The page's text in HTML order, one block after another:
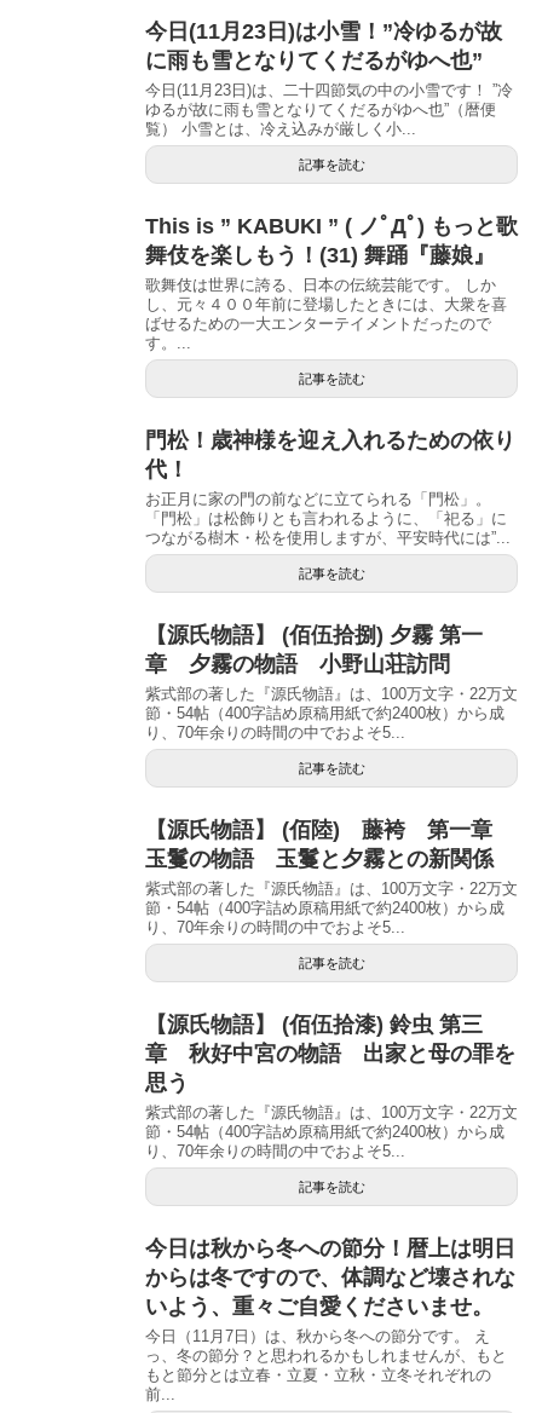
今日(11月23日)は小雪！”冷ゆるが故
に雨も雪となりてくだるがゆへ也”
今日(11月23日)は、二十四節気の中の小雪です！ ”冷
ゆるが故に雨も雪となりてくだるがゆへ也”（暦便
覧） 小雪とは、冷え込みが厳しく小...
記事を読む
This is ” KABUKI ” ( ノﾟДﾟ) もっと歌
舞伎を楽しもう！(31) 舞踊『藤娘』
歌舞伎は世界に誇る、日本の伝統芸能です。 しか
し、元々４００年前に登場したときには、大衆を喜
ばせるための一大エンターテイメントだったので
す。...
記事を読む
門松！歳神様を迎え入れるための依り
代！
お正月に家の門の前などに立てられる「門松」。
「門松」は松飾りとも言われるように、「祀る」に
つながる樹木・松を使用しますが、平安時代には”...
記事を読む
【源氏物語】 (佰伍拾捌) 夕霧 第一
章 夕霧の物語 小野山荘訪問
紫式部の著した『源氏物語』は、100万文字・22万文
節・54帖（400字詰め原稿用紙で約2400枚）から成
り、70年余りの時間の中でおよそ5...
記事を読む
【源氏物語】 (佰陸) 藤袴 第一章
玉鬘の物語 玉鬘と夕霧との新関係
紫式部の著した『源氏物語』は、100万文字・22万文
節・54帖（400字詰め原稿用紙で約2400枚）から成
り、70年余りの時間の中でおよそ5...
記事を読む
【源氏物語】 (佰伍拾漆) 鈴虫 第三
章 秋好中宮の物語 出家と母の罪を
思う
紫式部の著した『源氏物語』は、100万文字・22万文
節・54帖（400字詰め原稿用紙で約2400枚）から成
り、70年余りの時間の中でおよそ5...
記事を読む
今日は秋から冬への節分！暦上は明日
からは冬ですので、体調など壊されな
いよう、重々ご自愛くださいませ。
今日（11月7日）は、秋から冬への節分です。 え
っ、冬の節分？と思われるかもしれませんが、もと
もと節分とは立春・立夏・立秋・立冬それぞれの
前...